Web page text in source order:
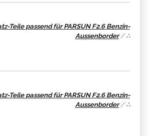
Teile passend für PARSUN F2.6 Benzin-
Aussenborder/∴
Teile passend für PARSUN F2.6 Benzin-
Aussenborder/∴